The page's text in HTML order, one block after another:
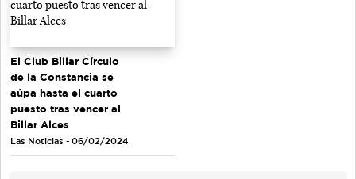
El Club Billar Círculo
de la Constancia se
aúpa hasta el cuarto
puesto tras vencer al
Billar Alces
Las Noticias - 06/02/2024